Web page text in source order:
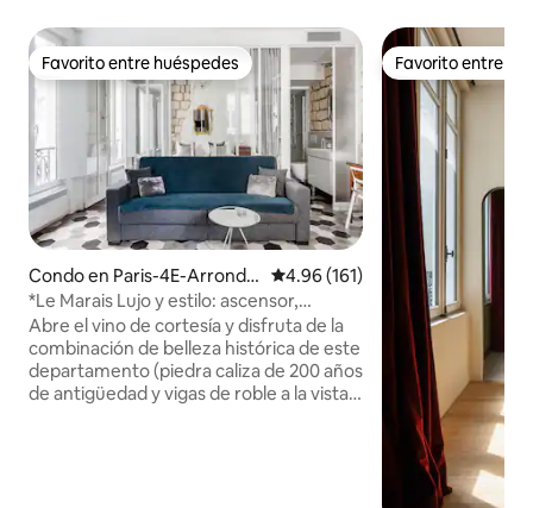
Favorito entre huéspedes
Favorito entre huéspedes
Condo en Paris-4E-Arrondis
sement
Calificación promedio: 4.96 de
4.96 (161)
*Le Marais Lujo y estilo: ascensor,
lavadora, secadora
Abre el vino de cortesía y disfruta de la
combinación de belleza histórica de este
departamento (piedra caliza de 200 años
de antigüedad y vigas de roble a la vista)
Favorito entre
Favorito entre